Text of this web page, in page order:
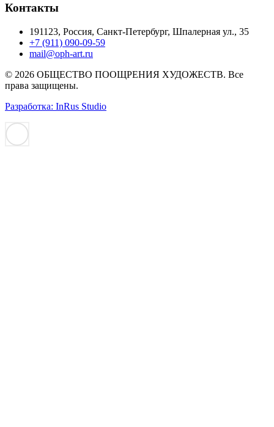
Контакты
191123, Россия, Санкт-Петербург, Шпалерная ул., 35
+7 (911) 090-09-59
mail@oph-art.ru
© 2026 ОБЩЕСТВО ПООЩРЕНИЯ ХУДОЖЕСТВ. Все
права защищены.
Разработка: InRus Studio